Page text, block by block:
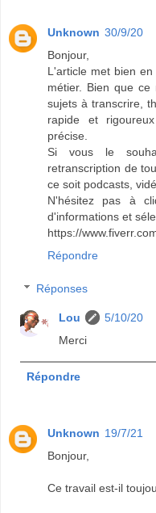
Unknown 30/9/20
Bonjour,
L'article met bien
métier. Bien que ce
sujets à transcrire,
rapide et
précise.
Si vous le
retranscription de
ce soit podcasts,
N'hésitez pas à
d'informations et
https://
Répondre
Réponses
Lou
5/10/20
Merci
Répondre
Unknown 19/7/21
Bonjour,
Ce travail est-il